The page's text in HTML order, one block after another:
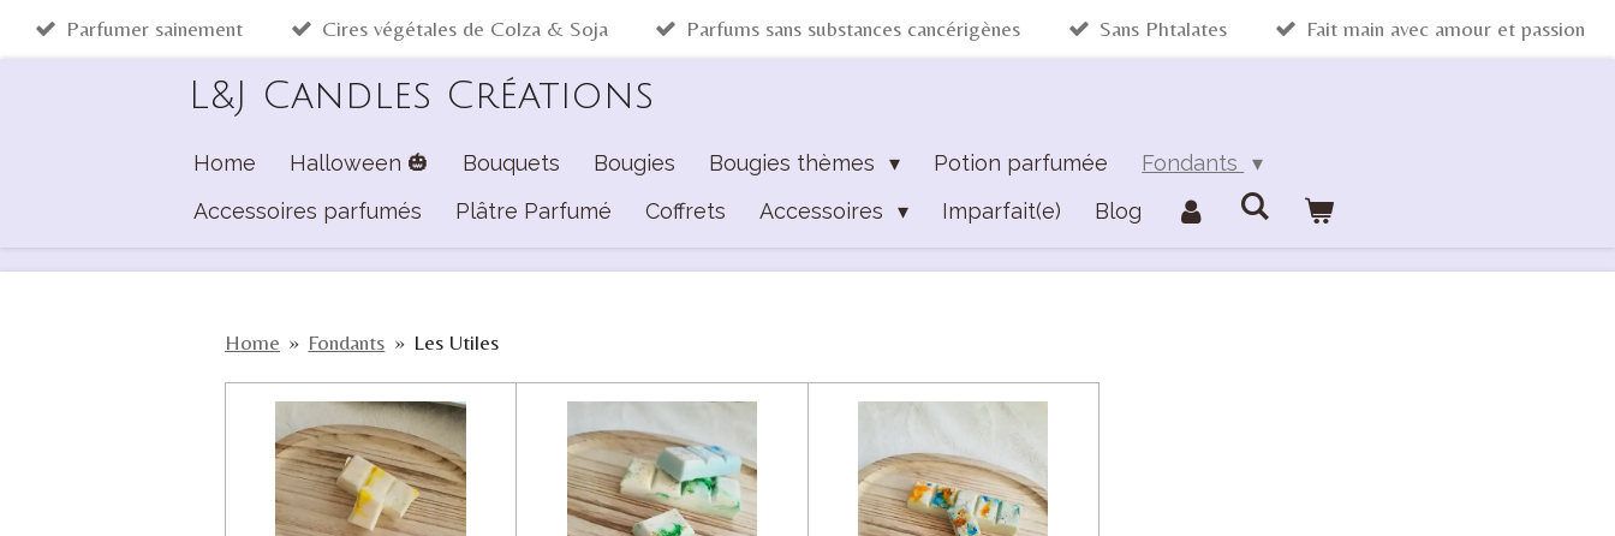
PasserParfumer sainement Cires végétales de Colza & Soja Parfums sans substances cancérigènes Sans Phtalates Fait main avec amour et passion
L&J Candles Créations
Home Halloween 🎃 Bouquets Bougies Bougies thèmes Potion parfumée
Fondants
Accessoires parfumés
Plâtre Parfumé Coffrets Accessoires Imparfait(e) Blog
Home » Fondants » Les Utiles